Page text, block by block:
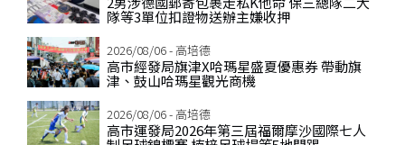
隊等3單位扣證物送辦主嫌收押
2026/08/06 - 高培德
高市經發局旗津X哈瑪星盛夏優惠券 帶動旗
津、鼓山哈瑪星觀光商機
2026/08/06 - 高培德
高市運發局2026年第三屆福爾摩沙國際七人